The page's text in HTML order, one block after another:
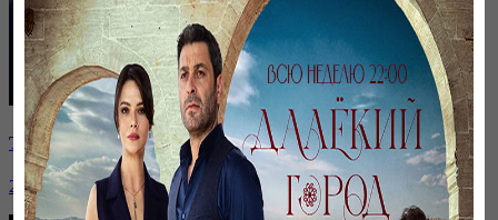
Таразда ТЭЦ қызметкерлері жалақы көтеруді талап етті
26 января, 19:36